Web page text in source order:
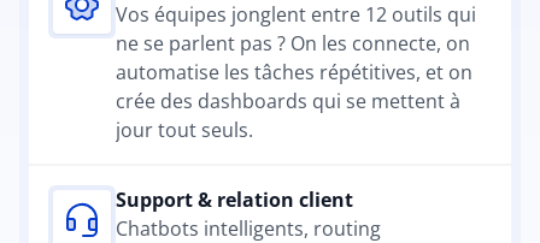
Vos équipes jonglent entre 12 outils qui
ne se parlent pas ? On les connecte, on
automatise les tâches répétitives, et on
crée des dashboards qui se mettent à
jour tout seuls.
Support & relation client
Chatbots intelligents, routing